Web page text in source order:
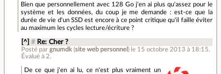
Bien que personnellement avec 128 Go j'en ai plus qu'assez pour le
système et les données, du coup je me demande : est-ce que la
durée de vie d'un SSD est encore à ce point critique qu'il faille éviter
au maximum les cycles lecture/écriture ?
[^] # Re: Cher ?
Posté par gnumdk(site web personnel ) le 15 octobre 2013 à 18:15.
Évalué à 2.
De ce que j'en ai lu, ce n'est plus vraiment un